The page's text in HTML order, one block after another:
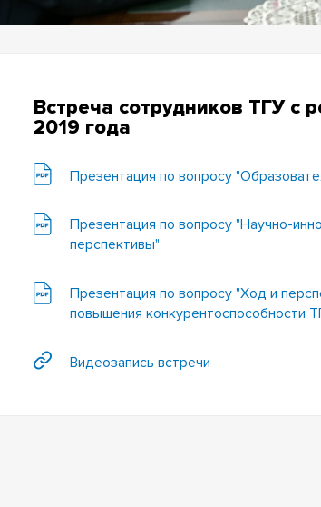
Встреча сотрудников ТГУ с
2019 года
Презентация по вопросу
Презентация по вопросу "Научно-
перспективы"
Презентация по вопросу "Ход и
повышения конкурентоспособности
Видеозапись встречи